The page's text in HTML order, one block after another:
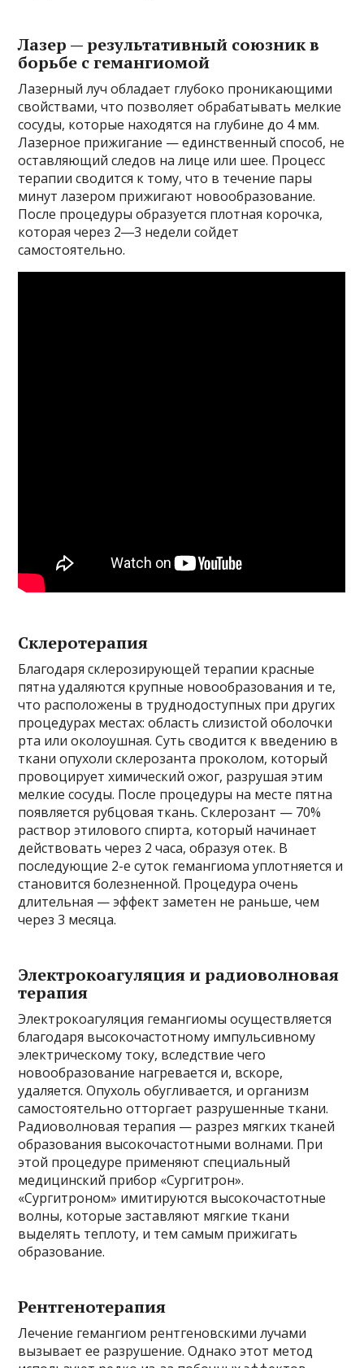
Лазер — результативный союзник в
борьбе с гемангиомой
Лазерный луч обладает глубоко проникающими
свойствами, что позволяет обрабатывать мелкие
сосуды, которые находятся на глубине до 4 мм.
Лазерное прижигание — единственный способ, не
оставляющий следов на лице или шее. Процесс
терапии сводится к тому, что в течение пары
минут лазером прижигают новообразование.
После процедуры образуется плотная корочка,
которая через 2―3 недели сойдет
самостоятельно.
Склеротерапия
Благодаря склерозирующей терапии красные
пятна удаляются крупные новообразования и те,
что расположены в труднодоступных при других
процедурах местах: область слизистой оболочки
рта или околоушная. Суть сводится к введению в
ткани опухоли склерозанта проколом, который
провоцирует химический ожог, разрушая этим
мелкие сосуды. После процедуры на месте пятна
появляется рубцовая ткань. Склерозант — 70%
раствор этилового спирта, который начинает
действовать через 2 часа, образуя отек. В
последующие 2-е суток гемангиома уплотняется и
становится болезненной. Процедура очень
длительная — эффект заметен не раньше, чем
через 3 месяца.
Электрокоагуляция и радиоволновая
терапия
Электрокоагуляция гемангиомы осуществляется
благодаря высокочастотному импульсивному
электрическому току, вследствие чего
новообразование нагревается и, вскоре,
удаляется. Опухоль обугливается, и организм
самостоятельно отторгает разрушенные ткани.
Радиоволновая терапия — разрез мягких тканей
образования высокочастотными волнами. При
этой процедуре применяют специальный
медицинский прибор «Сургитрон».
«Сургитроном» имитируются высокочастотные
волны, которые заставляют мягкие ткани
выделять теплоту, и тем самым прижигать
образование.
Рентгенотерапия
Лечение гемангиом рентгеновскими лучами
вызывает ее разрушение. Однако этот метод